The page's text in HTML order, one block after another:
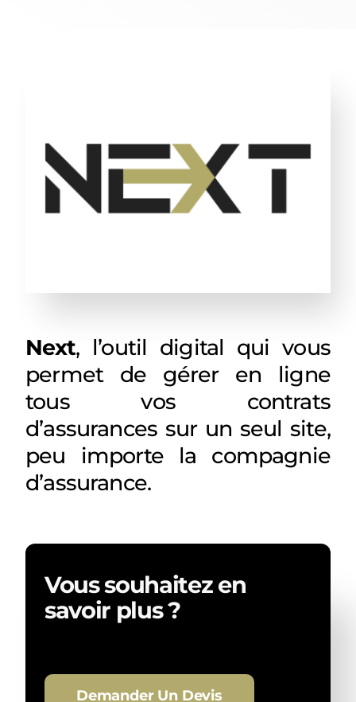
Next, l’outil digital qui vous
permet de gérer en ligne
tous vos contrats
d’assurances sur un seul site,
peu importe la compagnie
d’assurance.
Vous souhaitez en
savoir plus ?
Demander Un Devis